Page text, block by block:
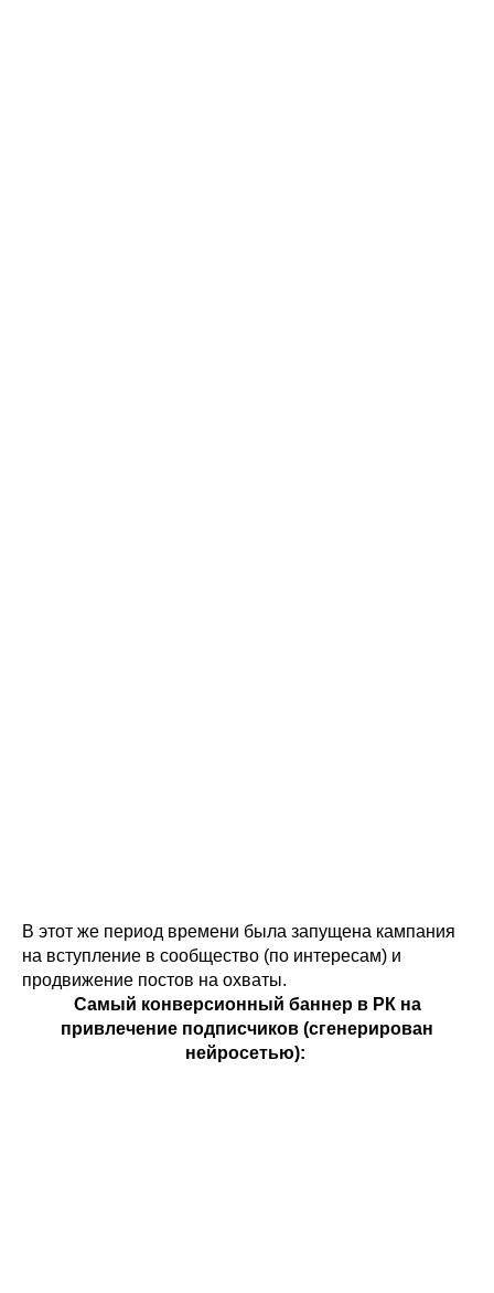
В этот же период времени была запущена кампания
на вступление в сообщество (по интересам) и
продвижение постов на охваты.
Самый конверсионный баннер в РК на
привлечение подписчиков (сгенерирован
нейросетью):